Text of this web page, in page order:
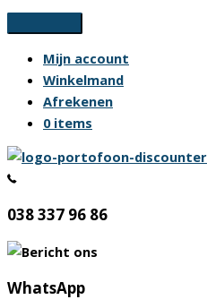
Ga
naar
inhoud
Mijn account
Winkelmand
Afrekenen
0 items
038 337 96 86
WhatsApp